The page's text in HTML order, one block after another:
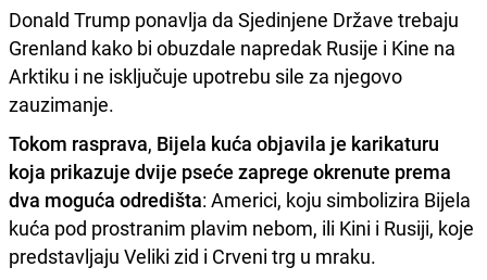
Donald Trump ponavlja da Sjedinjene Države trebaju
Grenland kako bi obuzdale napredak Rusije i Kine na
Arktiku i ne isključuje upotrebu sile za njegovo
zauzimanje.
Tokom rasprava, Bijela kuća objavila je karikaturu
koja prikazuje dvije pseće zaprege okrenute prema
dva moguća odredišta: Americi, koju simbolizira Bijela
kuća pod prostranim plavim nebom, ili Kini i Rusiji, koje
predstavljaju Veliki zid i Crveni trg u mraku.